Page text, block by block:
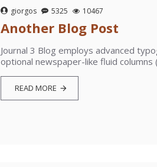
giorgos 5325 10467
Another Blog Post
Journal 3 Blog employs advanced
optional newspaper-like fluid columns
READ MORE